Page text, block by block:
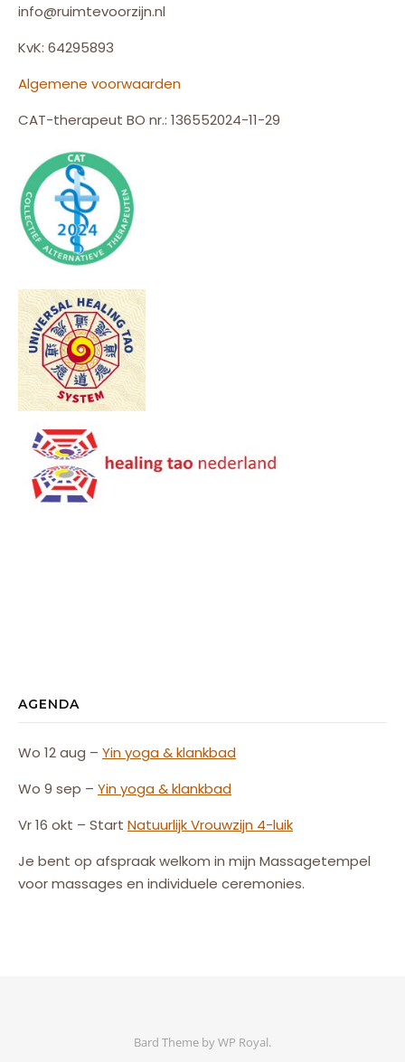
info@ruimtevoorzijn.nl
KvK: 64295893
Algemene voorwaarden
CAT-therapeut BO nr.: 136552024-11-29
AGENDA
Wo 12 aug – Yin yoga & klankbad
Wo 9 sep – Yin yoga & klankbad
Vr 16 okt – Start NatuurlijkVrouwzijn 4-luik
Je bent op afspraak welkom in mijn Massagetempel
voor massages en individuele ceremonies.
Bard Theme byWP Royal.